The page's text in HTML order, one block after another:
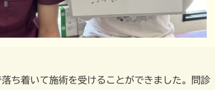
ち着いて施術を受けることができました。問診